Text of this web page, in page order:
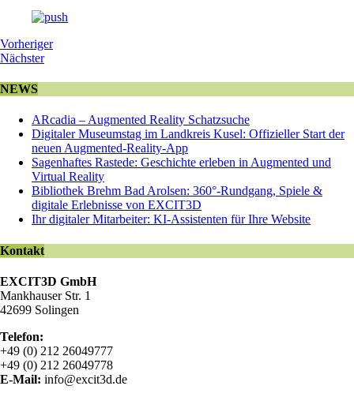
Vorheriger
Nächster
NEWS
ARcadia – Augmented Reality Schatzsuche
Digitaler Museumstag im Landkreis Kusel: Offizieller Start der
neuen Augmented-Reality-App
Sagenhaftes Rastede: Geschichte erleben in Augmented und
Virtual Reality
Bibliothek Brehm Bad Arolsen: 360°-Rundgang, Spiele &
digitale Erlebnisse von EXCIT3D
Ihr digitaler Mitarbeiter: KI-Assistenten für Ihre Website
Kontakt
EXCIT3D GmbH
Mankhauser Str. 1
42699 Solingen
Telefon:
+49 (0) 212 26049777
+49 (0) 212 26049778
E-Mail: info@excit3d.de